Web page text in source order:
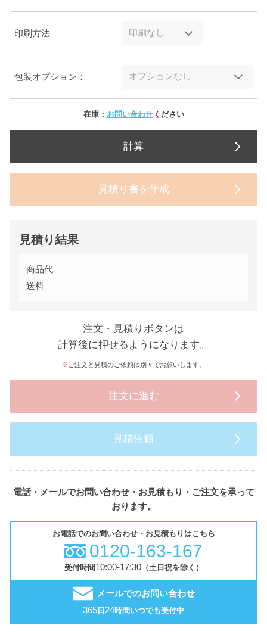
印刷方法
包装オプション：
在庫： お問い合わせください
計算
見積り書を作成
見積り結果
商品代
送料
注文・見積りボタンは
計算後に押せるようになります。
ご注文と見積のご依頼は別々でお願いします。
注文に進む
見積依頼
電話・メールでお問い合わせ・お見積もり・ご注文を承って
おります。
お電話でのお問い合わせ・お見積もりはこちら
0120-163-167
受付時間10:00-17:30（土日祝を除く）
メールでのお問い合わせ
365日24時間いつでも受付中